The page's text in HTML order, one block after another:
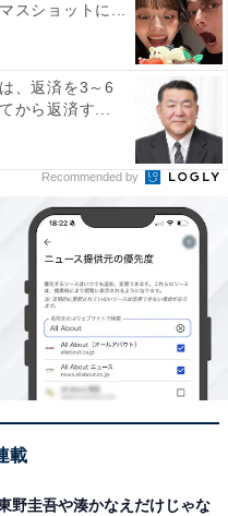
スショットに...
、返済を3～6
から返済す...
Recommended by
載
野圭吾や湊かなえだけじゃな